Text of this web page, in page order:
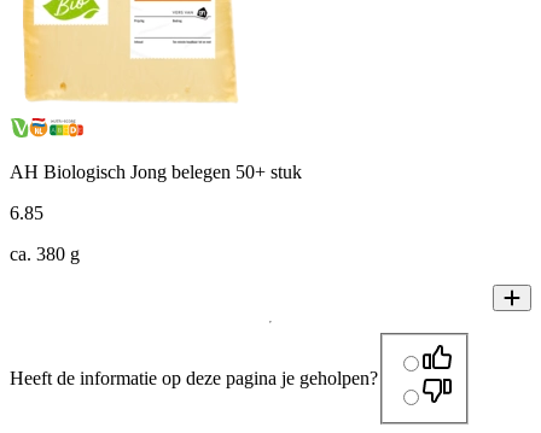
AH Biologisch Jong belegen 50+ stuk
6.85
ca. 380 g
Heeft de informatie op deze pagina je geholpen?